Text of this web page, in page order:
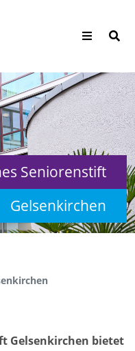
Seniorenstift
Gelsenkirchen
Gelsenkirchen bietet